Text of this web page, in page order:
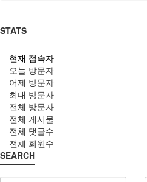
STATS
현재 접속자
오늘 방문자
어제 방문자
최대 방문자
전체 방문자
전체 게시물
전체 댓글수
전체 회원수
SEARCH